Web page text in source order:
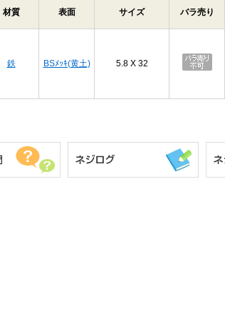
材質 表面 サイズ バラ売り
鉄 BSﾒｯｷ(黄土) 5.8 X 32